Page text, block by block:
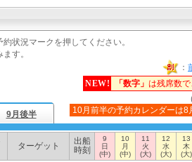
状況マークを押してください。
す。
：
NEW!
「数字」 は残席数で
9月後半 10月前半の予約カレンダーは
ターゲット
出船
時刻
9
日
(中)
10
月
(中)
11
火
(大)
12
水
(大)
13
木
(大)